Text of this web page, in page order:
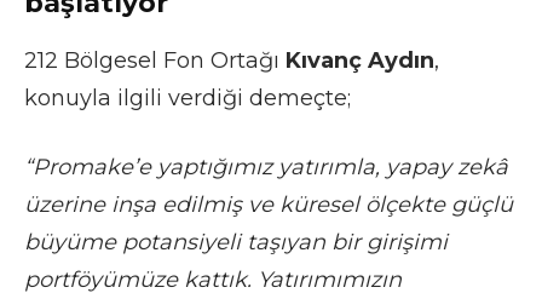
212 Bölgesel Fon Ortağı Kıvanç Aydın,
konuyla ilgili verdiği demeçte;
“Promake’e yaptığımız yatırımla, yapay zekâ
üzerine inşa edilmiş ve küresel ölçekte güçlü
büyüme potansiyeli taşıyan bir girişimi
portföyümüze kattık. Yatırımımızın